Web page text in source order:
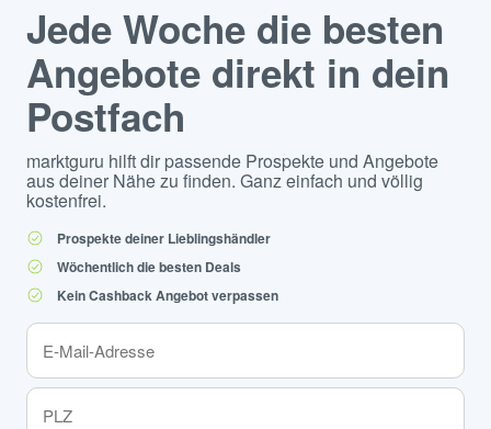
Jede Woche die besten
Angebote direkt in dein
Postfach
marktguru hilft dir passende Prospekte und Angebote
aus deiner Nähe zu finden. Ganz einfach und völlig
kostenfrei.
Prospekte deiner Lieblingshändler
Wöchentlich die besten Deals
Kein Cashback Angebot verpassen